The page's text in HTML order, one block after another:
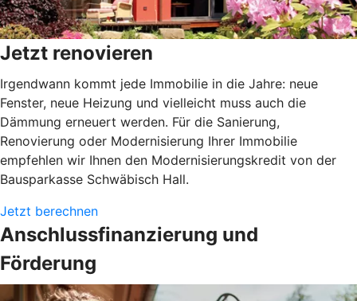
Jetzt renovieren
Irgendwann kommt jede Immobilie in die Jahre: neue
Fenster, neue Heizung und vielleicht muss auch die
Dämmung erneuert werden. Für die Sanierung,
Renovierung oder Modernisierung Ihrer Immobilie
empfehlen wir Ihnen den Modernisierungskredit von der
Bausparkasse Schwäbisch Hall.
Jetzt berechnen
Anschlussfinanzierung und
Förderung